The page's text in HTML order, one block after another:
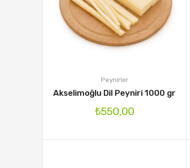
Peynirler
Akselimoğlu Dil Peyniri 1000 gr
₺550,00